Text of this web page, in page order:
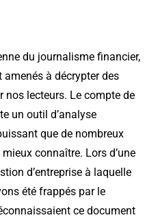
du journalisme financier,
à décrypter des
lecteurs. Le compte de
un outil d’analyse
que de nombreux
connaître. Lors d’une
d’entreprise à laquelle
été frappés par le
ce document